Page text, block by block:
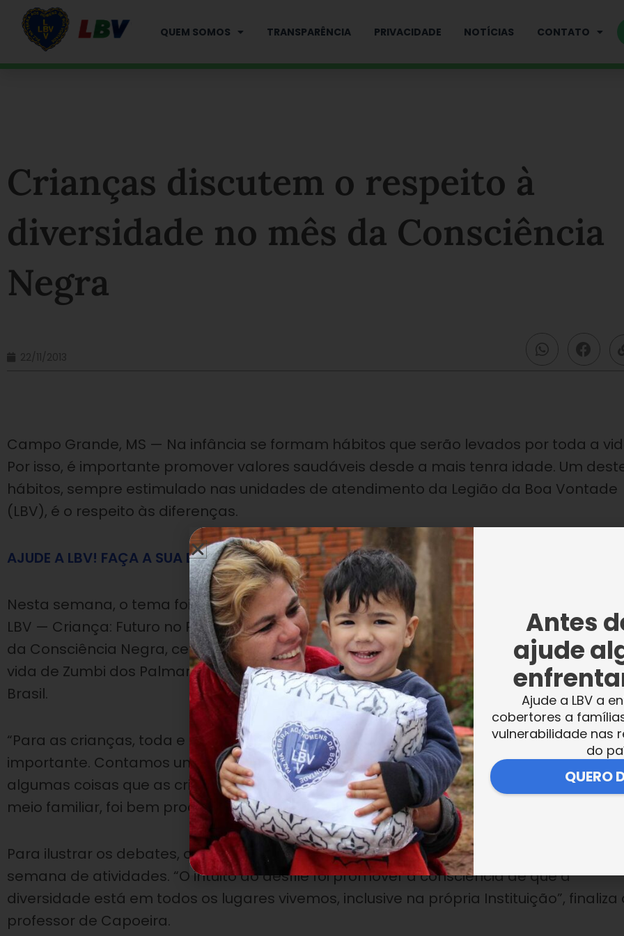
QUEM SOMOS TRANSPARÊNCIA PRIVACIDADE NOTÍCIAS CONTATO
Crianças discutem o respeito à
diversidade no mês da Consciência
Negra
22/11/2013
Campo Grande, MS — Na infância se formam hábitos que serão levados por toda a
Por isso, é importante promover valores saudáveis desde a mais tenra idade. Um
hábitos, sempre estimulado nas unidades de atendimento da Legião da Boa Vontade
(LBV), é o respeito às diferenças.
AJUDE A LBV! FAÇA A SUA DOAÇÃO!
Nesta semana, o tema foi trabalhado por meninos e meninas que integram o
LBV — Criança: Futuro no Presente!. A atividade, que marcou as comemorações do Dia
da Consciência Negra, celebrado em 20 de novembro, foi desenvolvida com base na
vida de Zumbi dos Palmares, considerado um dos ícones na luta contra a escravidão
Brasil.
“Para as crianças, toda e qualquer discussão feita com base em alguma história é
importante. Contamos um pouco sobre o líder Zumbi dos Palmares. Com isso,
algumas coisas que as crianças foram relatando. (…) Elas trouxeram experiências do
meio familiar, foi bem produtivo”, explicou Adailton de Carvalho, instrutor de Capoeira.
Para ilustrar os debates, os atendidos realizaram o Desfile da Diversidade, que fechou a
semana de atividades. “O intuito do desfile foi promover a consciência de que a
diversidade está em todos os lugares vivemos, inclusive na própria Instituição”, finaliza
professor de Capoeira.
Antes
ajude
Ajude a LBV a
cobertores a
vulnerabilidade nas
do
QUERO